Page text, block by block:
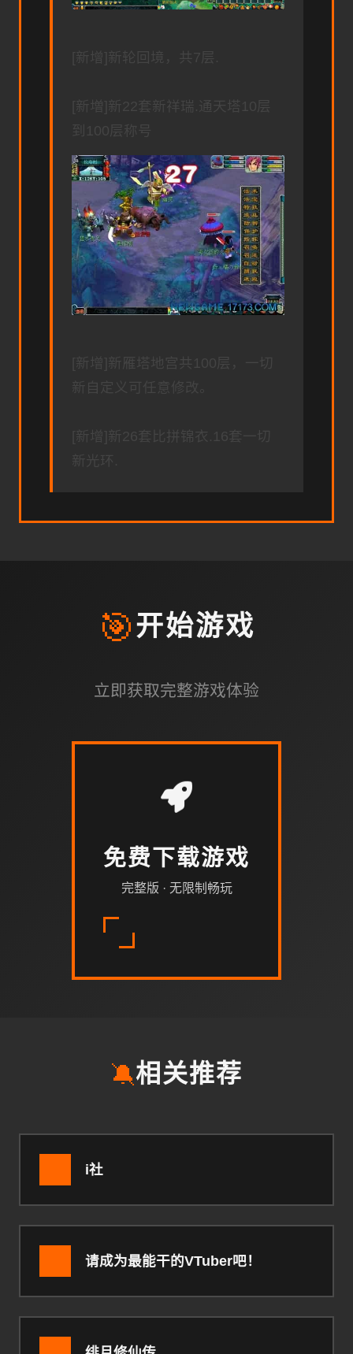
[新增]新轮回境，共7层.
[新増]新22套新祥瑞.通天塔10层
到100层称号
[新增]新雁塔地宫共100层，一切
新自定义可任意修改。
[新增]新26套比拼锦衣.16套一切
新光环.
🎯开始游戏
立即获取完整游戏体验
免费下载游戏
完整版 · 无限制畅玩
🔕相关推荐
i社
请成为最能干的VTuber吧！